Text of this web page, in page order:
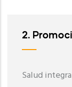
2.
Salud